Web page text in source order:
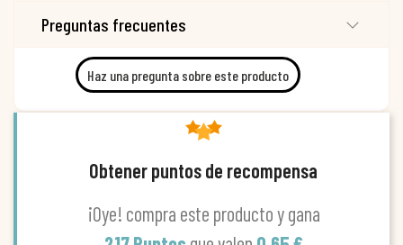
Preguntas frecuentes
Haz una pregunta sobre este producto
Obtener puntos de recompensa
¡Oye! compra este producto y gana